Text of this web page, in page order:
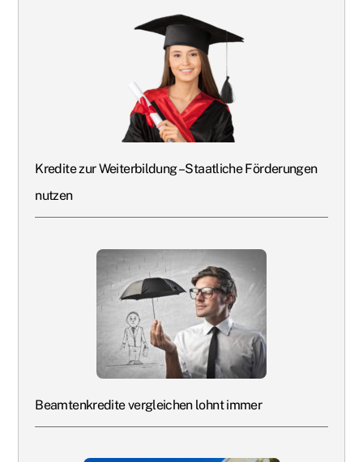
Kredite zur Weiterbildung – Staatliche Förderungen
nutzen
Beamtenkredite vergleichen lohnt immer